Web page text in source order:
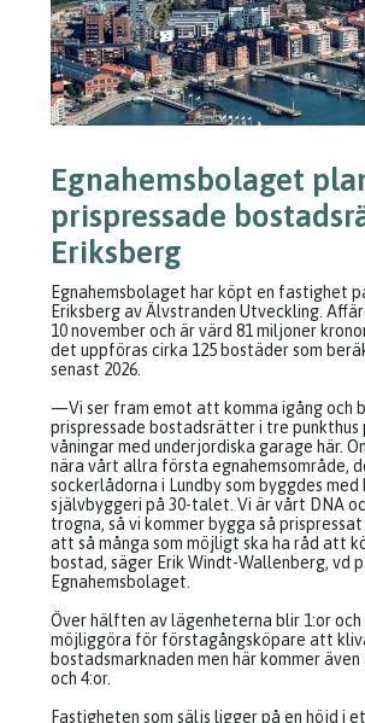
Egnahemsbolaget
prispressade
Eriksberg
Egnahemsbolaget har köpt en fastighet
Eriksberg av Älvstranden Utveckling.
10 november och är värd 81 miljoner
det uppföras cirka 125 bostäder som
senast 2026.
—Vi ser fram emot att komma igång och
prispressade bostadsrätter i tre punkthus
våningar med underjordiska garage här.
nära vårt allra första egnahemsområde,
sockerlådorna i Lundby som byggdes med
självbyggeri på 30-talet. Vi är vårt DNA
trogna, så vi kommer bygga så
att så många som möjligt ska ha råd att
bostad, säger Erik Windt-Wallenberg, vd
Egnahemsbolaget.
Över hälften av lägenheterna blir 1:or
möjliggöra för förstagångsköpare att
bostadsmarknaden men här kommer
och 4:or.
Fastigheten som säljs ligger på en höjd i